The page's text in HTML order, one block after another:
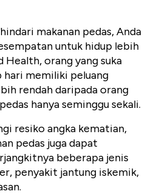
makanan pedas, Anda
untuk hidup lebih
Health, orang yang suka
hari memiliki peluang
rendah daripada orang
hanya seminggu sekali.
resiko angka kematian,
pedas juga dapat
beberapa jenis
penyakit jantung iskemik,